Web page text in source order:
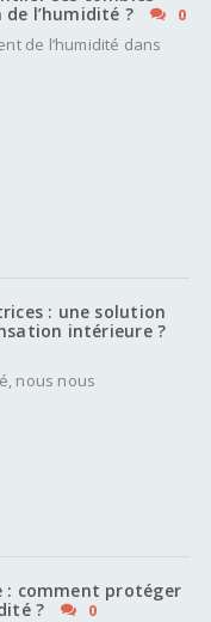
l’humidité ?
0
de l’humidité dans
: une solution
intérieure ?
nous nous
: comment protéger
?
0